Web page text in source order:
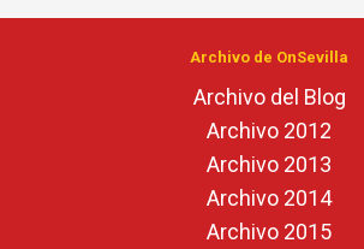
Archivo de OnSevilla
Archivo del Blog
Archivo 2012
Archivo 2013
Archivo 2014
Archivo 2015